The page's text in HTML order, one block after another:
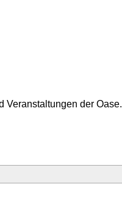
Veranstaltungen der Oase.